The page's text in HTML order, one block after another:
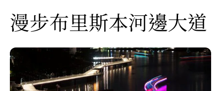
漫步布里斯本河邊大道